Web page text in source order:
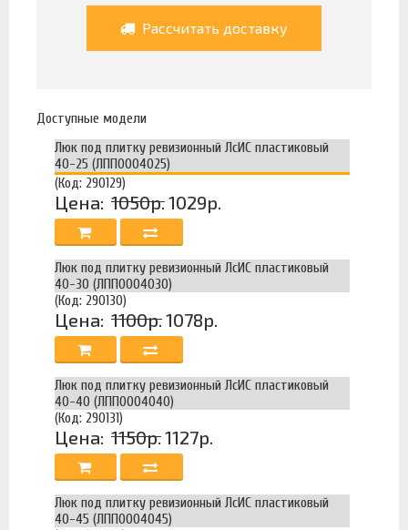
Рассчитать доставку
Доступные модели
Люк под плитку ревизионный ЛсИС пластиковый
40-25 (ЛПП0004025)
(Код: 290129)
Цена: 1050р.1029р.
Люк под плитку ревизионный ЛсИС пластиковый
40-30 (ЛПП0004030)
(Код: 290130)
Цена: 1100р.1078р.
Люк под плитку ревизионный ЛсИС пластиковый
40-40 (ЛПП0004040)
(Код: 290131)
Цена: 1150р.1127р.
Люк под плитку ревизионный ЛсИС пластиковый
40-45 (ЛПП0004045)